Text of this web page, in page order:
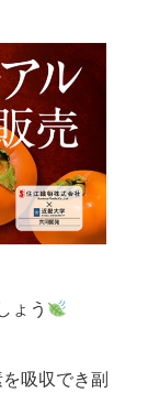
ょう
吸収でき副